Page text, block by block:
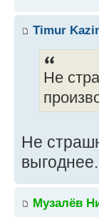
Timur
Не
Не
выгоднее.
Музалёв